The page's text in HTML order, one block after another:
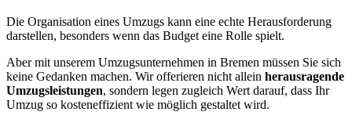
Die Organisation eines Umzugs kann eine echte Herausforderung
darstellen, besonders wenn das Budget eine Rolle spielt.
Aber mit unserem Umzugsunternehmen in Bremen müssen Sie sich
keine Gedanken machen. Wir offerieren nicht allein herausragende
Umzugsleistungen, sondern legen zugleich Wert darauf, dass Ihr
Umzug so kosteneffizient wie möglich gestaltet wird.